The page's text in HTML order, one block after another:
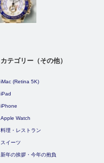
カテゴリー（その他）
iMac (Retina 5K)
iPad
iPhone
Apple Watch
料理・レストラン
スイーツ
新年の挨拶・今年の抱負